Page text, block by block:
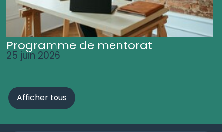
Programme de mentorat
25 juin 2026
Afficher tous